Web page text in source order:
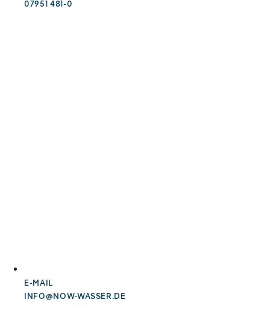
07951 481-0
E-MAIL
INFO@NOW-WASSER.DE